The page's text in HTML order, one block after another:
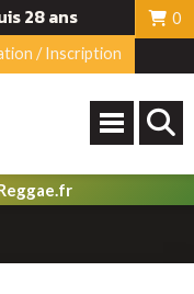
28 ans
0
/ Inscription